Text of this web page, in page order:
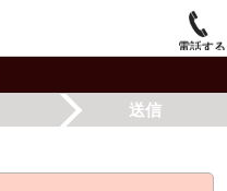
電話する
送信